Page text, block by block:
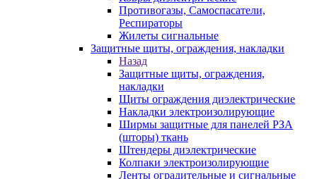
Противогазы, Самоспасатели,
Респираторы
Жилеты сигнальные
Защитные щиты, ограждения, накладки
Назад
Защитные щиты, ограждения,
накладки
Щиты ограждения диэлектрические
Накладки электроизолирующие
Ширмы защитные для панелей РЗА
(шторы) ткань
Штендеры диэлектрические
Колпаки электроизолирующие
Ленты оградительные и сигнальные